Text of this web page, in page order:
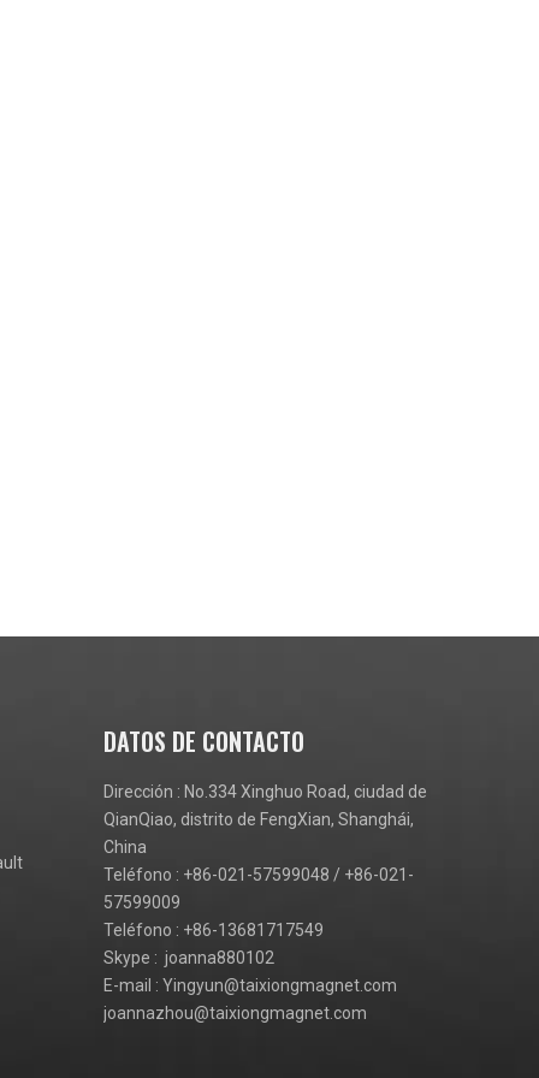
DATOS DE CONTACTO
Dirección : No.334 Xinghuo Road, ciudad de
QianQiao, distrito de FengXian, Shanghái,
China
Teléfono : +86-021-57599048 / +86-021-
57599009
Teléfono : +86-13681717549
Skype : joanna880102
E-mail : Yingyun@taixiongmagnet.com
joannazhou@taixiongmagnet.com